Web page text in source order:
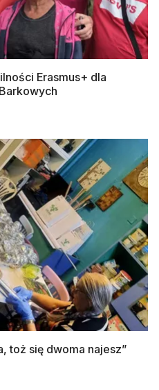
Erasmus+ dla
toż się dwoma najesz”